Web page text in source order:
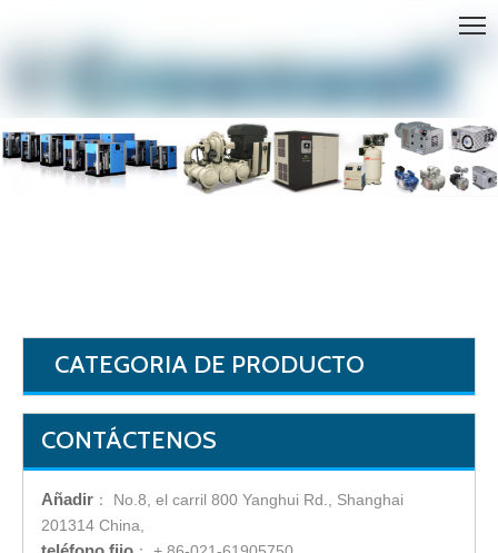
CATEGORIA DE PRODUCTO
CONTÁCTENOS
Añadir ： No.8, el carril 800 Yanghui Rd., Shanghai
201314 China,